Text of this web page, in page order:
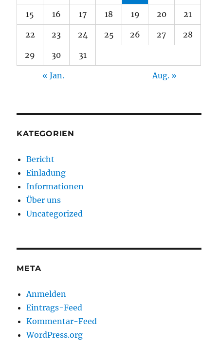
15 16 17 18 19 20 21
22 23 24 25 26 27 28
29 30 31
« Jan. Aug. »
KATEGORIEN
Bericht
Einladung
Informationen
Über uns
Uncategorized
META
Anmelden
Eintrags-Feed
Kommentar-Feed
WordPress.org